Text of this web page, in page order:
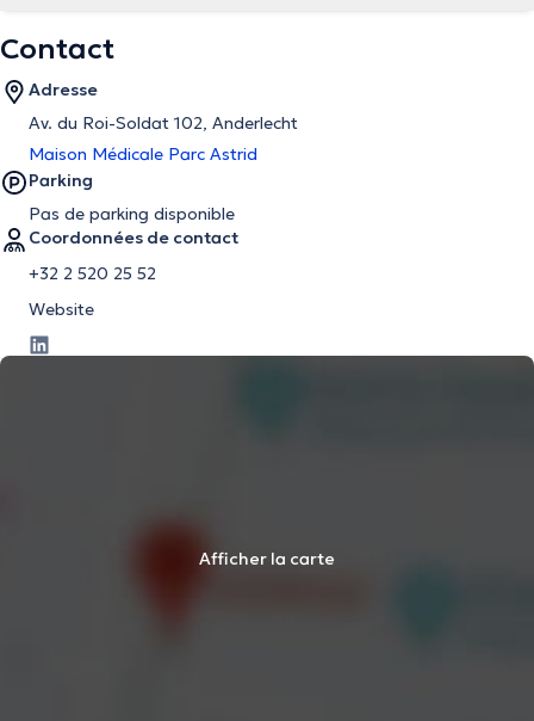
Contact
Adresse
Av. du Roi-Soldat 102, Anderlecht
Maison Médicale Parc Astrid
Parking
Pas de parking disponible
Coordonnées de contact
+32 2 520 25 52
Website
Afficher la carte